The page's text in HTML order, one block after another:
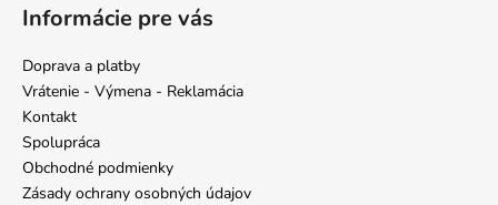
Informácie pre vás
Doprava a platby
Vrátenie - Výmena - Reklamácia
Kontakt
Spolupráca
Obchodné podmienky
Zásady ochrany osobných údajov